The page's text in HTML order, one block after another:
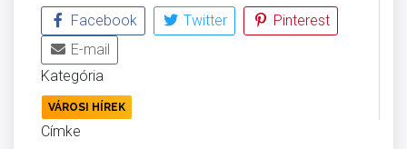
Facebook
Twitter
Pinterest
E-mail
Kategória
VÁROSI HÍREK
Címke